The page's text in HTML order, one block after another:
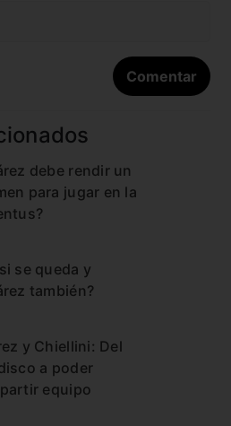
debe rendir un
para jugar en la
se queda y
también?
y Chiellini: Del
a poder
equipo